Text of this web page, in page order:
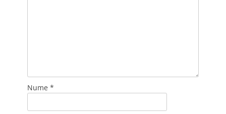
Nume *